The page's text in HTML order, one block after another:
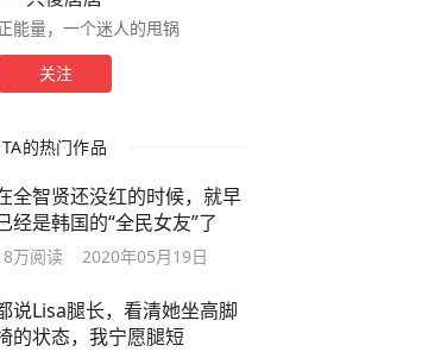
能量，一个迷人的甩锅
关注
TA的热门作品
全智贤还没红的时候，就早
经是韩国的“全民女友”了
万阅读 2020年05月19日
说Lisa腿长，看清她坐高脚
的状态，我宁愿腿短